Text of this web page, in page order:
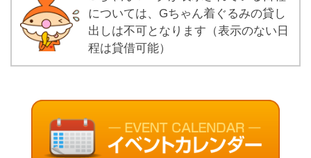
については、Gちゃん着ぐるみの貸し
出しは不可となります（表示のない日
程は貸借可能）